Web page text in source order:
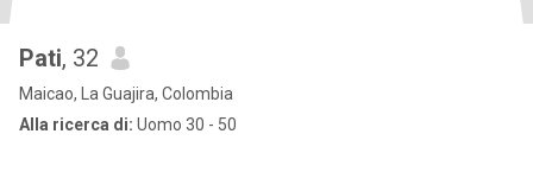
Pati, 32
Maicao, La Guajira, Colombia
Alla ricerca di: Uomo 30 - 50